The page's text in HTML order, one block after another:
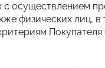
осуществлением
физических лиц, в
Покупателя